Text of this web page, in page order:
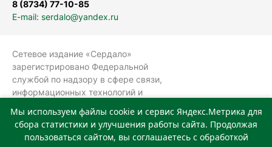
8 (8734) 77-10-85
E-mail: serdalo@yandex.ru
Сетевое издание «Сердало»
зарегистрировано Федеральной
службой по надзору в сфере связи,
информационных технологий и
(Роскомнадзор).
Реестровая запись СМИ: ЭЛ № ФС 77-
78323 от 15.05.2020 г. Учредитель:
Мы используем файлы cookie и сервис Яндекс.Метрика для
сбора статистики и улучшения работы сайта. Продолжая
пользоваться сайтом, вы соглашаетесь с обработкой